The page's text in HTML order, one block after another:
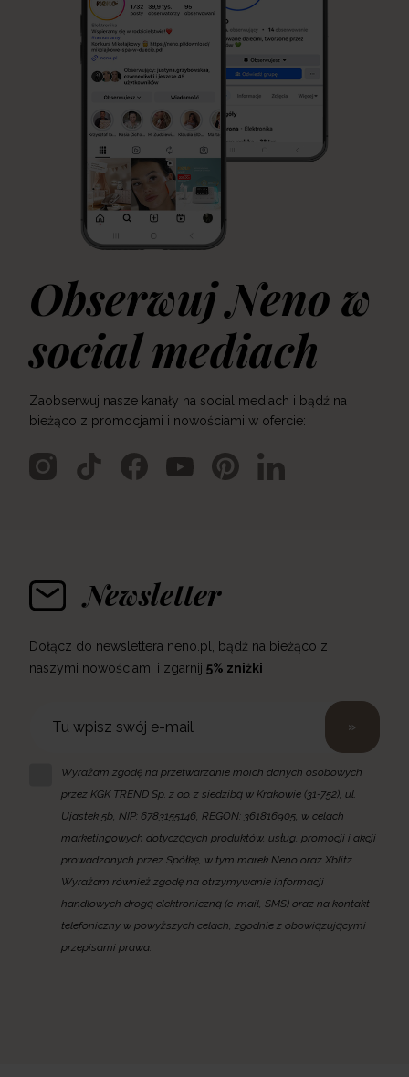
Obserwuj Neno w
social mediach
Zaobserwuj nasze kanały na social mediach i bądź na
bieżąco z promocjami i nowościami w ofercie:
Newsletter
Dołącz do newslettera neno.pl, bądź na bieżąco z
naszymi nowościami i zgarnij 5% zniżki
»
Wyrażam zgodę na przetwarzanie moich danych osobowych
przez KGK TREND Sp. z o.o. z siedzibą w Krakowie (31-752), ul.
Ujastek 5b, NIP: 6783155146, REGON: 361816905, w celach
marketingowych dotyczących produktów, usług, promocji i akcji
prowadzonych przez Spółkę, w tym marek Neno oraz Xblitz.
Wyrażam również zgodę na otrzymywanie informacji
handlowych drogą elektroniczną (e-mail, SMS) oraz na kontakt
telefoniczny w powyższych celach, zgodnie z obowiązującymi
przepisami prawa.